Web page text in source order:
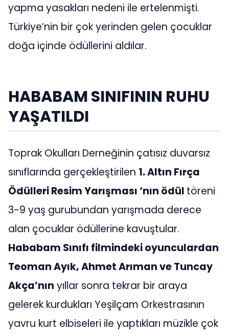
yapma yasakları nedeni ile ertelenmişti.
Türkiye’nin bir çok yerinden gelen çocuklar
doğa içinde ödüllerini aldılar.
HABABAM SINIFININ RUHU
YAŞATILDI
Toprak Okulları Derneğinin çatısız duvarsız
sınıflarında gerçekleştirilen 1. Altın Fırça
Ödülleri Resim Yarışması ‘nın ödül töreni
3-9 yaş gurubundan yarışmada derece
alan çocuklar ödüllerine kavuştular.
Hababam Sınıfı filmindeki oyunculardan
Teoman Ayık, Ahmet Arıman ve Tuncay
Akça’nın yıllar sonra tekrar bir araya
gelerek kurdukları Yeşilçam Orkestrasının
yavru kurt elbiseleri ile yaptıkları müzikle çok